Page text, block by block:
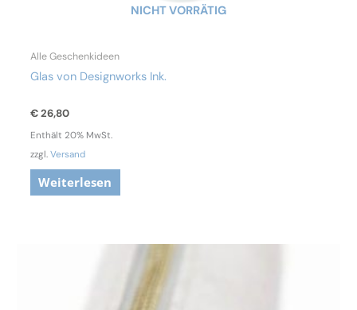
NICHT VORRÄTIG
Alle Geschenkideen
Glas von Designworks Ink.
€26,80
Enthält 20% MwSt.
zzgl.Versand
Weiterlesen